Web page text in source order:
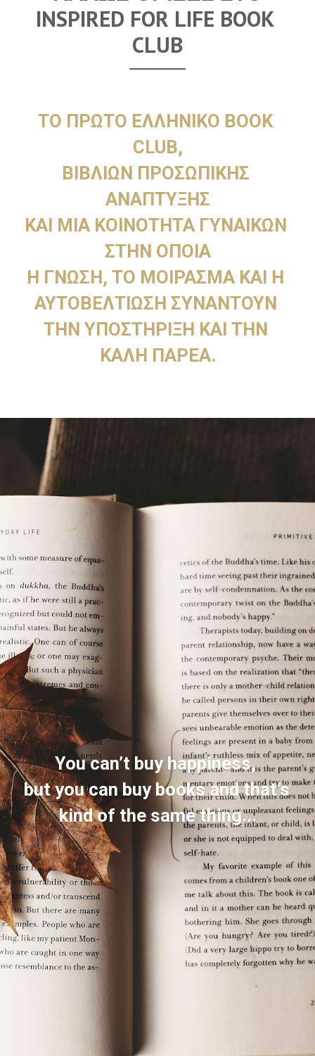
INSPIRED FOR LIFE BOOK
CLUB
TO ΠΡΩΤΟ ΕΛΛΗΝΙΚΟ BOOK
CLUB,
ΒΙΒΛΙΩΝ ΠΡΟΣΩΠΙΚΗΣ
ΑΝΑΠΤΥΞΗΣ
ΚΑΙ ΜΙΑ ΚΟΙΝΟΤΗΤΑ ΓΥΝΑΙΚΩΝ
ΣΤΗΝ ΟΠΟΙΑ
Η ΓΝΩΣΗ, ΤΟ ΜΟΙΡΑΣΜΑ ΚΑΙ Η
ΑΥΤΟΒΕΛΤΙΩΣΗ ΣΥΝΑΝΤΟΥΝ
ΤΗΝ ΥΠΟΣΤΗΡΙΞΗ ΚΑΙ ΤΗΝ
ΚΑΛΗ ΠΑΡΕΑ.
You can’t buy happiness,
but you can buy books and that’s
kind of the same thing...